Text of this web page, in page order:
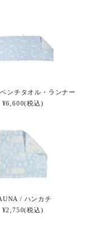
ンチタオル・ランナー
¥6,600(税込)
/ ハンカチ
¥2,750(税込)